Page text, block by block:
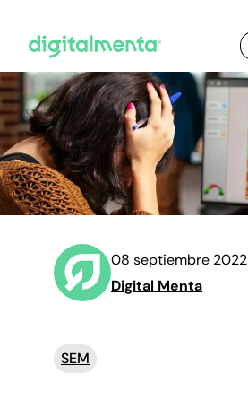
08 septiembre 2022
Digital Menta
SEM